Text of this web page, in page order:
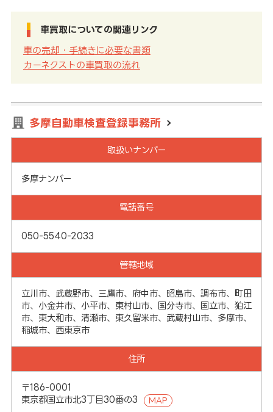
車買取についての関連リンク
車の売却・手続きに必要な書類
カーネクストの車買取の流れ
多摩自動車検査登録事務所
取扱いナンバー
多摩ナンバー
電話番号
050-5540-2033
管轄地域
立川市、武蔵野市、三鷹市、府中市、昭島市、調布市、町田
市、小金井市、小平市、東村山市、国分寺市、国立市、狛江
市、東大和市、清瀬市、東久留米市、武蔵村山市、多摩市、
稲城市、西東京市
住所
〒186-0001
東京都国立市北3丁目30番の3
MAP